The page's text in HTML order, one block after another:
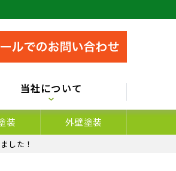
当社について
装 外壁塗装
した！